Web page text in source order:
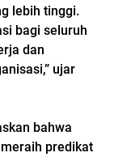
lebih tinggi.
bagi seluruh
dan
ujar
bahwa
predikat